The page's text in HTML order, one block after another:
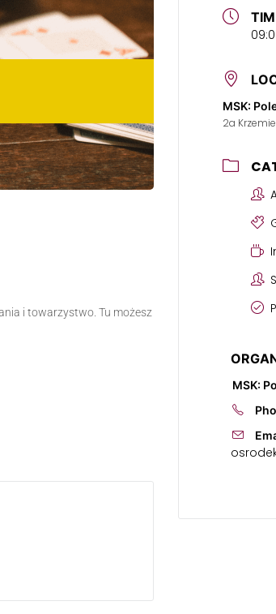
i towarzystwo. Tu możesz
MSK:
2a
MSK: